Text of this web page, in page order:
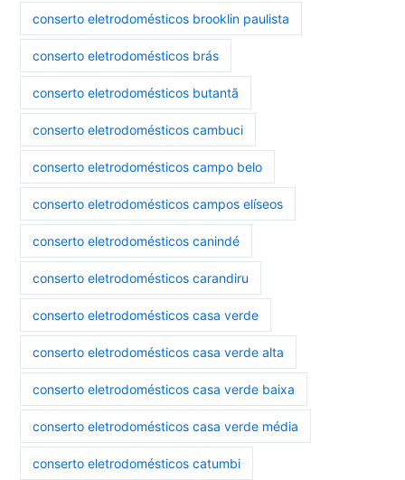
conserto eletrodomésticos brooklin paulista
conserto eletrodomésticos brás
conserto eletrodomésticos butantã
conserto eletrodomésticos cambuci
conserto eletrodomésticos campo belo
conserto eletrodomésticos campos elíseos
conserto eletrodomésticos canindé
conserto eletrodomésticos carandiru
conserto eletrodomésticos casa verde
conserto eletrodomésticos casa verde alta
conserto eletrodomésticos casa verde baixa
conserto eletrodomésticos casa verde média
conserto eletrodomésticos catumbi